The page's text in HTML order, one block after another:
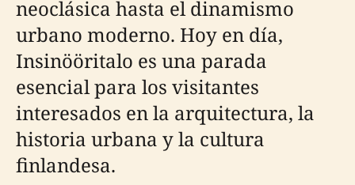
neoclásica hasta el dinamismo
urbano moderno. Hoy en día,
Insinööritalo es una parada
esencial para los visitantes
interesados en la arquitectura, la
historia urbana y la cultura
finlandesa.